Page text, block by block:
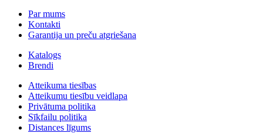
Par mums
Kontakti
Garantija un preču atgriešana
Katalogs
Brendi
Atteikuma tiesības
Atteikumu tiesību veidlapa
Privātuma politika
Sīkfailu politika
Distances līgums